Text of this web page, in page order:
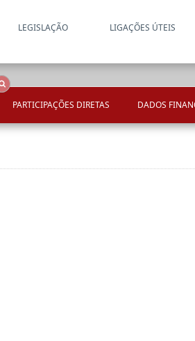
LEGISLAÇÃO LIGAÇÕES ÚTEIS
PARTICIPAÇÕES DIRETAS DADOS